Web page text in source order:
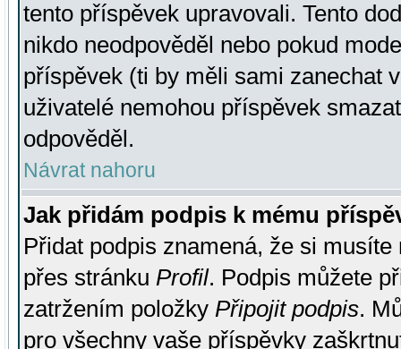
tento příspěvek upravovali. Tento
nikdo neodpověděl nebo pokud
příspěvek (ti by měli sami zanechat
uživatelé nemohou příspěvek
odpověděl.
Návrat nahoru
Jak přidám podpis k mému
Přidat podpis znamená, že si
přes stránku Profil. Podpis můžete
zatržením položky Připojit podpis.
pro všechny vaše příspěvky